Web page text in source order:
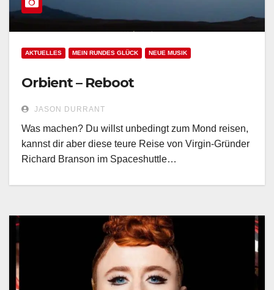
AKTUELLES MEIN RUNDES GLÜCK NEUE MUSIK
Orbient – Reboot
JASON DURRANT
Was machen? Du willst unbedingt zum Mond reisen,
kannst dir aber diese teure Reise von Virgin-Gründer
Richard Branson im Spaceshuttle…